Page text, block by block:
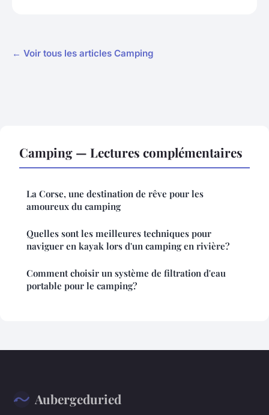
← Voir tous les articles Camping
Camping — Lectures complémentaires
La Corse, une destination de rêve pour les
amoureux du camping
Quelles sont les meilleures techniques pour
naviguer en kayak lors d'un camping en rivière?
Comment choisir un système de filtration d'eau
portable pour le camping?
Aubergeduried